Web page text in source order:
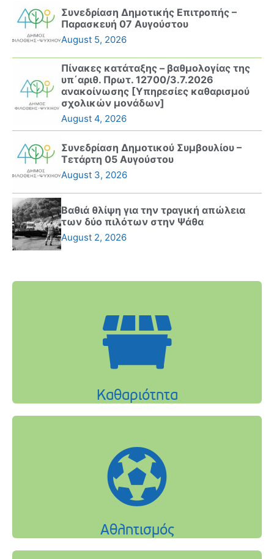
Συνεδρίαση Δημοτικής Επιτροπής –
Παρασκευή 07 Αυγούστου
August 5, 2026
Πίνακες κατάταξης – βαθμολογίας της
υπ΄αριθ. Πρωτ. 12700/3.7.2026
ανακοίνωσης [Υπηρεσίες καθαρισμού
σχολικών μονάδων]
August 4, 2026
Συνεδρίαση Δημοτικού Συμβουλίου –
Τετάρτη 05 Αυγούστου
August 3, 2026
Βαθιά θλίψη για την τραγική απώλεια
των δύο πιλότων στην Ψάθα
August 2, 2026